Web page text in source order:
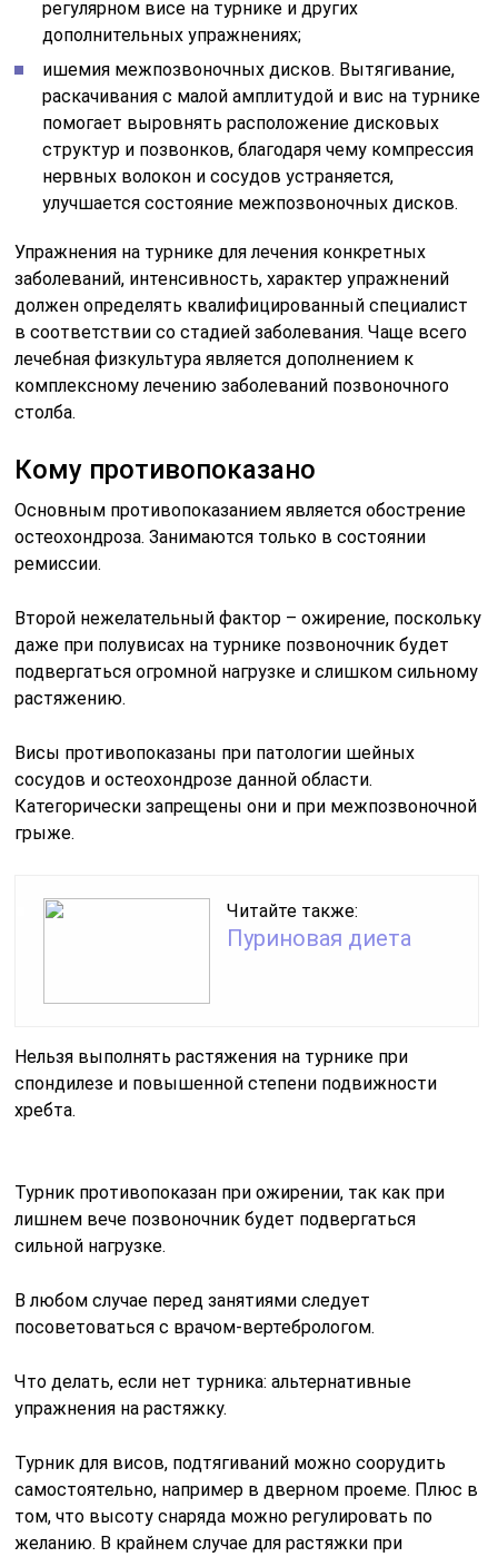
регулярном висе на турнике и других
дополнительных упражнениях;
ишемия межпозвоночных дисков. Вытягивание,
раскачивания с малой амплитудой и вис на турнике
помогает выровнять расположение дисковых
структур и позвонков, благодаря чему компрессия
нервных волокон и сосудов устраняется,
улучшается состояние межпозвоночных дисков.
Упражнения на турнике для лечения конкретных
заболеваний, интенсивность, характер упражнений
должен определять квалифицированный специалист
в соответствии со стадией заболевания. Чаще всего
лечебная физкультура является дополнением к
комплексному лечению заболеваний позвоночного
столба.
Кому противопоказано
Основным противопоказанием является обострение
остеохондроза. Занимаются только в состоянии
ремиссии.
Второй нежелательный фактор – ожирение, поскольку
даже при полувисах на турнике позвоночник будет
подвергаться огромной нагрузке и слишком сильному
растяжению.
Висы противопоказаны при патологии шейных
сосудов и остеохондрозе данной области.
Категорически запрещены они и при межпозвоночной
грыже.
Читайте также:
Пуриновая диета
Нельзя выполнять растяжения на турнике при
спондилезе и повышенной степени подвижности
хребта.
Турник противопоказан при ожирении, так как при
лишнем вече позвоночник будет подвергаться
сильной нагрузке.
В любом случае перед занятиями следует
посоветоваться с врачом-вертебрологом.
Что делать, если нет турника: альтернативные
упражнения на растяжку.
Турник для висов, подтягиваний можно соорудить
самостоятельно, например в дверном проеме. Плюс в
том, что высоту снаряда можно регулировать по
желанию. В крайнем случае для растяжки при